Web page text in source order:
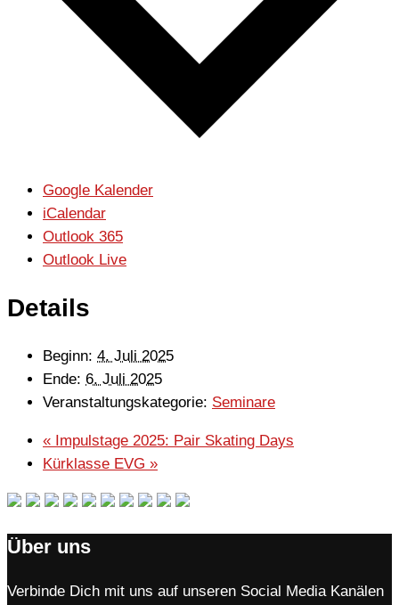
Google Kalender
iCalendar
Outlook 365
Outlook Live
Details
Beginn: 4. Juli 2025
Ende: 6. Juli 2025
Veranstaltungskategorie: Seminare
« Impulstage 2025: Pair Skating Days
Kürklasse EVG »
Über uns
Verbinde Dich mit uns auf unseren Social Media Kanälen